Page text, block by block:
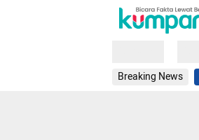
Breaking News